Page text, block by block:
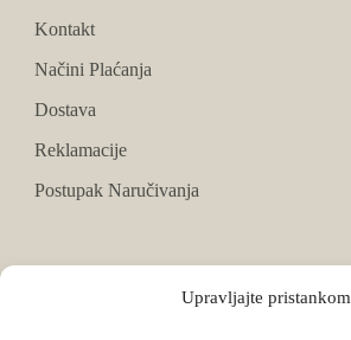
Upravljajte pristankom
Kontakt
Načini Plaćanja
Dostava
Reklamacije
Postupak Naručivanja